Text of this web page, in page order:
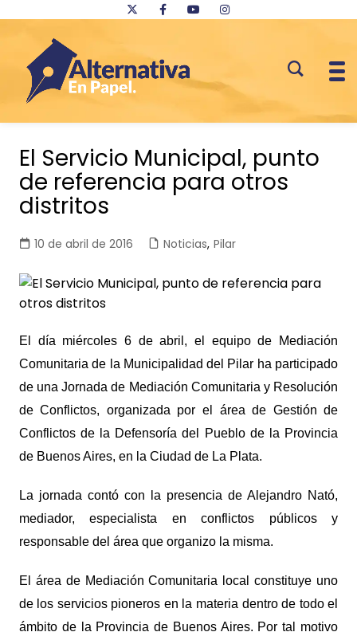
contenido
El Servicio Municipal, punto
de referencia para otros
distritos
10 de abril de 2016 Noticias, Pilar
El día miércoles 6 de abril, el equipo de Mediación
Comunitaria de la Municipalidad del Pilar ha participado
de una Jornada de Mediación Comunitaria y Resolución
de Conflictos, organizada por el área de Gestión de
Conflictos de la Defensoría del Pueblo de la Provincia
de Buenos Aires, en la Ciudad de La Plata.
La jornada contó con la presencia de Alejandro Nató,
mediador, especialista en conflictos públicos y
responsable del área que organizo la misma.
El área de Mediación Comunitaria local constituye uno
de los servicios pioneros en la materia dentro de todo el
ámbito de la Provincia de Buenos Aires. Por tal motivo